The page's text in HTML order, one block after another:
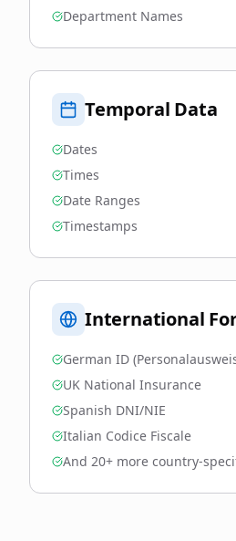
Department Names
Temporal Data
Dates
Times
Date Ranges
Timestamps
International
German ID
UK National Insurance
Spanish DNI/NIE
Italian Codice Fiscale
And 20+ more country-